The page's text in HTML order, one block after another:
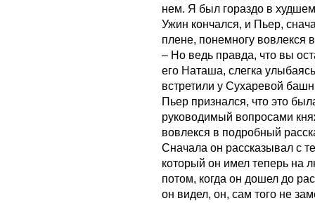
нем. Я был гораздо в
Ужин кончался, и Пьер,
плене, понемногу вовлекся в
– Но ведь правда, что вы
его Наташа, слегка
встретили у Сухаревой
Пьер признался, что это
руководимый вопросами
вовлекся в подробный
Сначала он рассказывал с
который он имел теперь на
потом, когда он дошел до
он видел, он, сам того не